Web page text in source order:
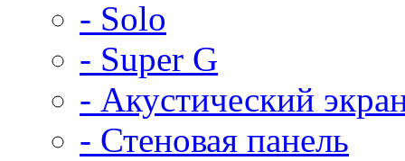
- Solo
- Super G
- Акустический
- Стеновая панель